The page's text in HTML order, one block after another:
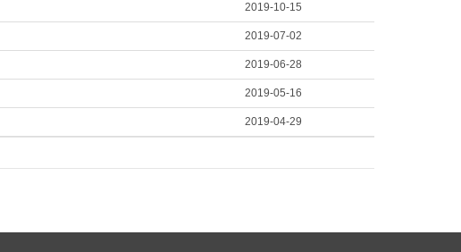
2019-10-15
2019-07-02
2019-06-28
2019-05-16
2019-04-29